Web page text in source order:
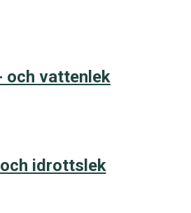
och vattenlek
idrottslek